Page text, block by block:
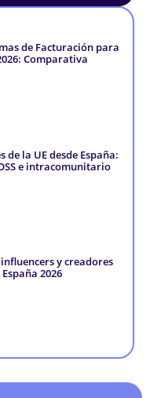
e
o
o de Facturación para
Comparativa
de la UE desde España:
e intracomunitario
y creadores
2026